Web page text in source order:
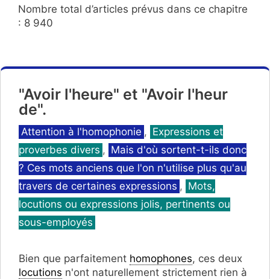
Nombre total d’articles prévus dans ce chapitre
: 8 940
"Avoir l'heure" et "Avoir l'heur
de".
Catégories
Attention à l'homophonie , Expressions et
proverbes divers , Mais d'où sortent-t-ils donc
? Ces mots anciens que l'on n'utilise plus qu'au
travers de certaines expressions , Mots,
locutions ou expressions jolis, pertinents ou
sous-employés
Bien que parfaitement homophones, ces deux
locutions n'ont naturellement strictement rien à